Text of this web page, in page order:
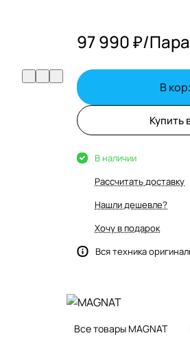
97 990 ₽/
В
Купить
В наличии
Рассчитать доставку
Нашли дешевле?
Хочу в подарок
Вся техника
Все товары MAGNAT